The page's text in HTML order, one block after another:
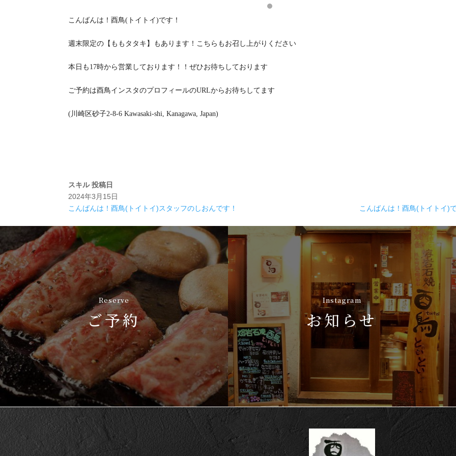
こんばんは！酉鳥(トイトイ)です！
週末限定の【ももタタキ】もあります！こちらもお召し上がりください
本日も17時から営業しております！！ぜひお待ちしております
ご予約は酉鳥インスタのプロフィールのURLからお待ちしてます
(川崎区砂子2-8-6 Kawasaki-shi, Kanagawa, Japan)
スキル 投稿日
2024年3月15日
こんばんは！酉鳥(トイトイ)スタッフのしおんです！
こんばんは！酉鳥(トイトイ)
Reserve
ご予約
Instagram
お知らせ